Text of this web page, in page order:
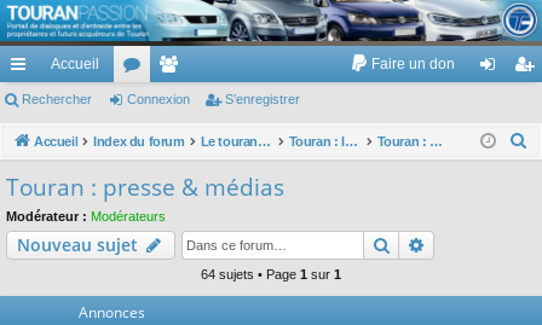
TouranPassion
Le forum des propriétaires ou futurs acquéreurs du Volkswagen Touran
cc
ès
pi
de
Accueil
or
u
e
m
Faire un don
ne nr
Rechercher Connexion S’enregistrer
Accueil Index du forum Le touran dans ses versions I (V1 V2 V3) et II ... Touran : les modèles, les prix, les achats, les options, ... Touran : presse & médias
c
Touran : presse & médias
Modérateur : Modérateurs
Nouveau sujet Rechercher
64 sujets • Page 1 sur 1
Annonces